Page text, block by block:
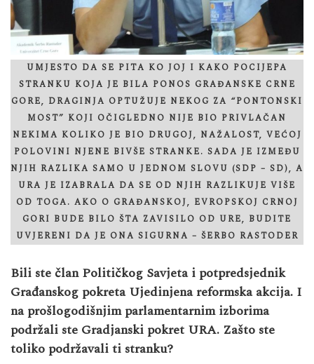
UMJESTO DA SE PITA KO JOJ I KAKO POCIJEPA
STRANKU KOJA JE BILA PONOS GRAĐANSKE CRNE
GORE, DRAGINJA OPTUŽUJE NEKOG ZA “PONTONSKI
MOST” KOJI OČIGLEDNO NIJE BIO PRIVLAČAN
NEKIMA KOLIKO JE BIO DRUGOJ, NAŽALOST, VEĆOJ
POLOVINI NJENE BIVŠE STRANKE. SADA JE IZMEĐU
NJIH RAZLIKA SAMO U JEDNOM SLOVU (SDP – SD), A
URA JE IZABRALA DA SE OD NJIH RAZLIKUJE VIŠE
OD TOGA. AKO O GRAĐANSKOJ, EVROPSKOJ CRNOJ
GORI BUDE BILO ŠTA ZAVISILO OD URE, BUDITE
UVJERENI DA JE ONA SIGURNA – ŠERBO RASTODER
Bili ste član Političkog Savjeta i potpredsjednik
Građanskog pokreta Ujedinjena reformska akcija. I
na prošlogodišnjim parlamentarnim izborima
podržali ste Gradjanski pokret URA. Zašto ste
toliko podržavali ti stranku?